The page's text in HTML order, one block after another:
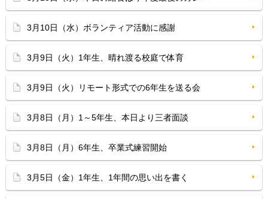
3月10日（水）ボランティア活動に感謝
3月9日（火）1年生、晴れ渡る校庭で体育
3月9日（火）リモート形式での6年生を送る会
3月8日（月）1～5年生、本日より三者面談
3月8日（月）6年生、卒業式練習開始
3月5日（金）1年生、1年間の思い出を書く